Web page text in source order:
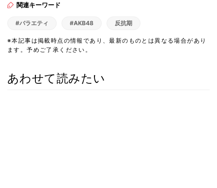
関連キーワード
#バラエティ #AKB48 反抗期
※本記事は掲載時点の情報であり、最新のものとは異なる場合があり
ます。予めご了承ください。
あわせて読みたい